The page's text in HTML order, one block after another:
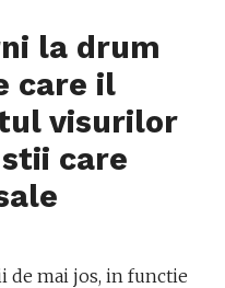
la drum
care il
visurilor
care
de mai jos, in functie